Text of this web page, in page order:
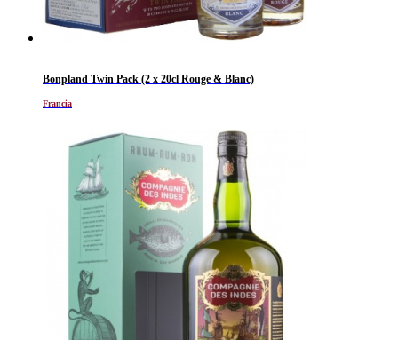
Bonpland Twin Pack (2 x 20cl Rouge & Blanc)
Francia